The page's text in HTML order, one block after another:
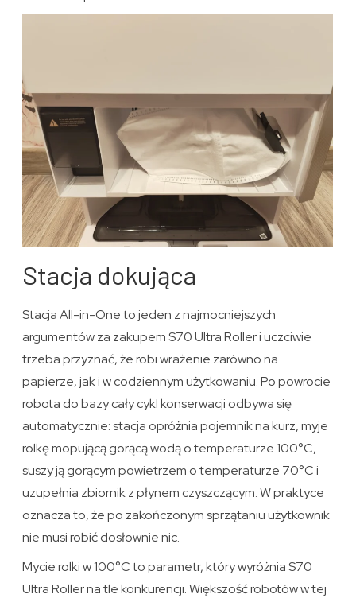
Stacja dokująca
Stacja All-in-One to jeden z najmocniejszych
argumentów za zakupem S70 Ultra Roller i uczciwie
trzeba przyznać, że robi wrażenie zarówno na
papierze, jak i w codziennym użytkowaniu. Po powrocie
robota do bazy cały cykl konserwacji odbywa się
automatycznie: stacja opróżnia pojemnik na kurz, myje
rolkę mopującą gorącą wodą o temperaturze 100°C,
suszy ją gorącym powietrzem o temperaturze 70°C i
uzupełnia zbiornik z płynem czyszczącym. W praktyce
oznacza to, że po zakończonym sprzątaniu użytkownik
nie musi robić dosłownie nic.
Mycie rolki w 100°C to parametr, który wyróżnia S70
Ultra Roller na tle konkurencji. Większość robotów w tej